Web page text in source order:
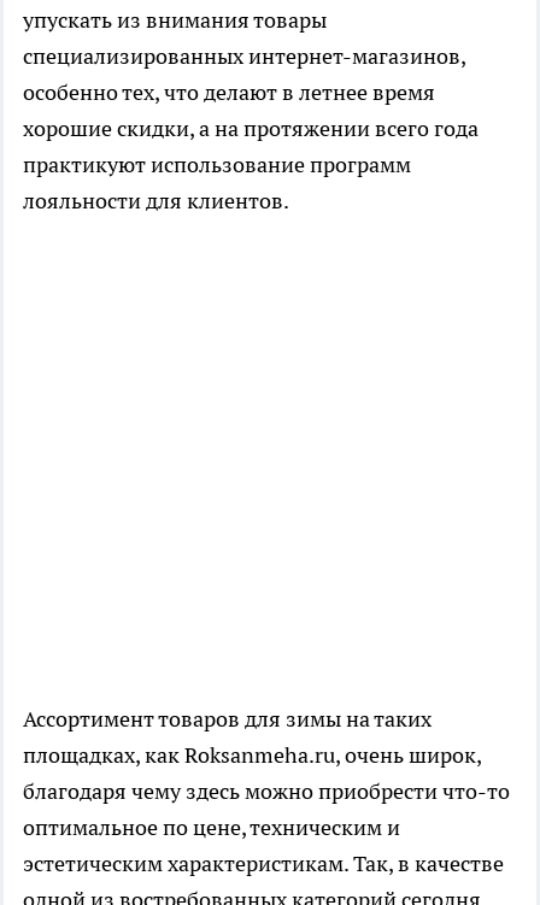
упускать из внимания товары
специализированных интернет-магазинов,
особенно тех, что делают в летнее время
хорошие скидки, а на протяжении всего года
практикуют использование программ
лояльности для клиентов.
Ассортимент товаров для зимы на таких
площадках, как Roksanmeha.ru, очень широк,
благодаря чему здесь можно приобрести что-то
оптимальное по цене, техническим и
эстетическим характеристикам. Так, в качестве